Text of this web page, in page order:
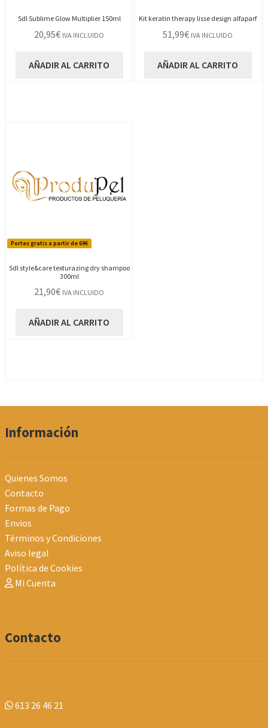
Sdl Sublime Glow Multiplier 150ml
20,95€ IVA INCLUIDO
AÑADIR AL CARRITO
Kit keratin therapy lisse design alfaparf
51,99€ IVA INCLUIDO
AÑADIR AL CARRITO
Portes gratis a partir de 69€
Sdl style&care texturazing dry shampoo
300ml
21,90€ IVA INCLUIDO
AÑADIR AL CARRITO
Información
Quienes Somos
Contacto
Formas de Pago
Envios
Términos y Condiciones
Aviso legal
Política de Cookies
Mi Cuenta
Contacto
613 26 46 21